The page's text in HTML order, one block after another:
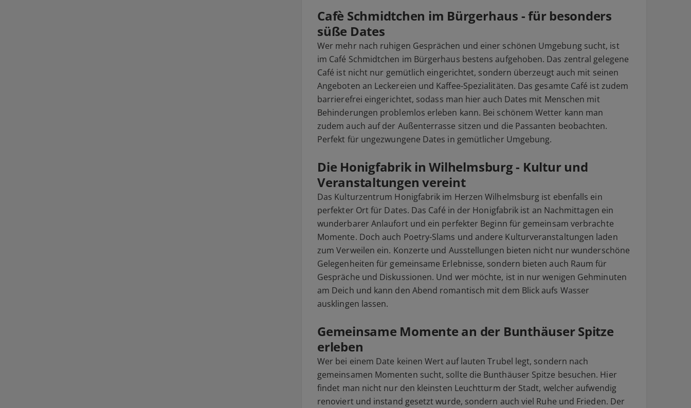
Cafè Schmidtchen im Bürgerhaus - für besonders
süße Dates
Wer mehr nach ruhigen Gesprächen und einer schönen Umgebung sucht, ist
im Café Schmidtchen im Bürgerhaus bestens aufgehoben. Das zentral gelegene
Café ist nicht nur gemütlich eingerichtet, sondern überzeugt auch mit seinen
Angeboten an Leckereien und Kaffee-Spezialitäten. Das gesamte Café ist zudem
barrierefrei eingerichtet, sodass man hier auch Dates mit Menschen mit
Behinderungen problemlos erleben kann. Bei schönem Wetter kann man
zudem auch auf der Außenterrasse sitzen und die Passanten beobachten.
Perfekt für ungezwungene Dates in gemütlicher Umgebung.
Die Honigfabrik in Wilhelmsburg - Kultur und
Veranstaltungen vereint
Das Kulturzentrum Honigfabrik im Herzen Wilhelmsburg ist ebenfalls ein
perfekter Ort für Dates. Das Café in der Honigfabrik ist an Nachmittagen ein
wunderbarer Anlaufort und ein perfekter Beginn für gemeinsam verbrachte
Momente. Doch auch Poetry-Slams und andere Kulturveranstaltungen laden
zum Verweilen ein. Konzerte und Ausstellungen bieten nicht nur wunderschöne
Gelegenheiten für gemeinsame Erlebnisse, sondern bieten auch Raum für
Gespräche und Diskussionen. Und wer möchte, ist in nur wenigen Gehminuten
am Deich und kann den Abend romantisch mit dem Blick aufs Wasser
ausklingen lassen.
Gemeinsame Momente an der Bunthäuser Spitze
erleben
Wer bei einem Date keinen Wert auf lauten Trubel legt, sondern nach
gemeinsamen Momenten sucht, sollte die Bunthäuser Spitze besuchen. Hier
findet man nicht nur den kleinsten Leuchtturm der Stadt, welcher aufwendig
renoviert und instand gesetzt wurde, sondern auch viel Ruhe und Frieden. Der